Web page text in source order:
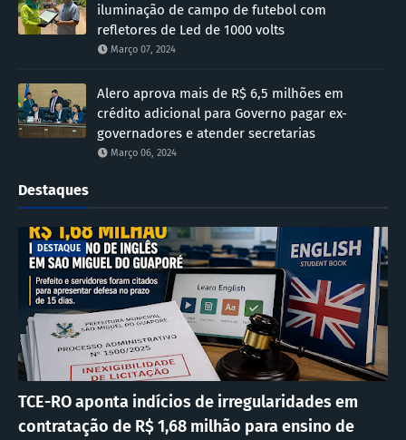
iluminação de campo de futebol com
refletores de Led de 1000 volts
Março 07, 2024
Alero aprova mais de R$ 6,5 milhões em
crédito adicional para Governo pagar ex-
governadores e atender secretarias
Março 06, 2024
Destaques
DESTAQUE
TCE-RO aponta indícios de irregularidades em
contratação de R$ 1,68 milhão para ensino de